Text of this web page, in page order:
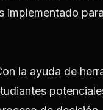
implementado
la ayuda de